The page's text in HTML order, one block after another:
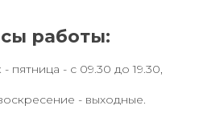
работы:
пятница - с 09.30 до 19.30,
- выходные.